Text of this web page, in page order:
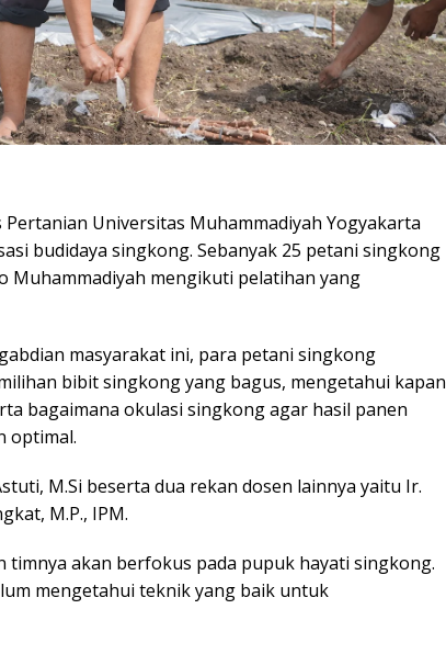
Pertanian Universitas Muhammadiyah Yogyakarta
budidaya singkong. Sebanyak 25 petani singkong
Muhammadiyah mengikuti pelatihan yang
masyarakat ini, para petani singkong
bibit singkong yang bagus, mengetahui kapan
bagaimana okulasi singkong agar hasil panen
optimal.
M.Si beserta dua rekan dosen lainnya yaitu Ir.
M.P., IPM.
timnya akan berfokus pada pupuk hayati singkong.
mengetahui teknik yang baik untuk